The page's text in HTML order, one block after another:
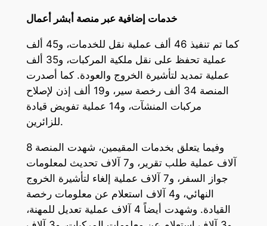
خدمات إضافية عبر منصة أبشر أعمال
كما تم تنفيذ 46 ألف عملية نقل للخدمات، و45 ألف
عملية تحفظ على نقل ملكية المركبات، و35 ألف
عملية تمديد لتأشيرة الخروج والعودة. كما أصدرت
المنصة 34 ألف رخصة سير، و19 ألف إذن لإصلاح
مركبات المنشآت، و14 عملية تفويض قيادة
للزائرين.
وفيما يتعلق بخدمات المقيمين، شهدت المنصة 8
آلاف عملية طلب تقرير، و7 آلاف تحديث لمعلومات
جواز السفر، و7 آلاف عملية إلغاء لتأشيرة الخروج
النهائي، و4 آلاف استعلام عن معلومات رخصة
القيادة. وشهدت أيضاً 4 آلاف عملية تعديل للمهنة،